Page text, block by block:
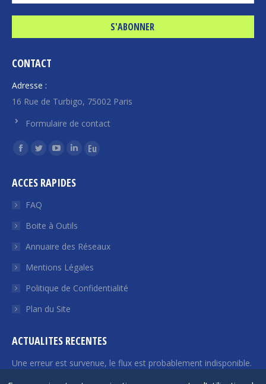
CONTACT
Adresse :
16 Rue de Turbigo, 75002 Paris
Formulaire de contact
Trouvez nous sur :
La
Facebook
s'ouvre
une
nouvelle
fenêtre
La
Twitter
s'ouvre
une
nouvelle
fenêtre
La
YouTube
une
nouvelle
fenêtre
La
LinkedIn
une
nouvelle
fenêtre
La
nouvelle
fenêtre
ACCES RAPIDES
FAQ
Boite à Outils
Annuaire des Réseaux
Mentions Légales
Politique de Confidentialité
Plan du Site
ACTUALITES RECENTES
Une erreur est survenue, le flux est probablement indisponible.